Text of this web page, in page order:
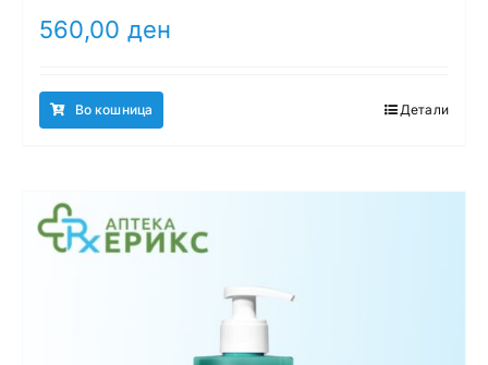
560,00 ден
Во кошница Детали